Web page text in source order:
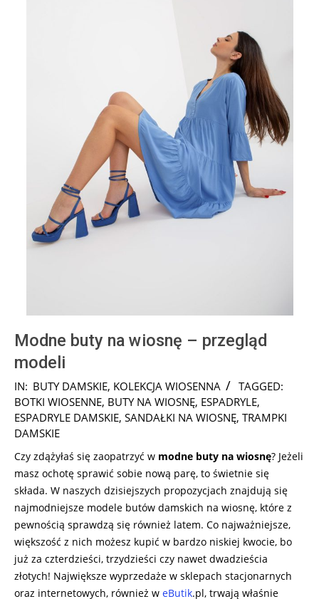
Modne buty na wiosnę – przegląd
modeli
2026-
02-
18
IN: BUTY DAMSKIE, KOLEKCJA WIOSENNA
TAGGED:
BOTKI WIOSENNE, BUTY NA WIOSNĘ, ESPADRYLE,
ESPADRYLE DAMSKIE, SANDAŁKI NA WIOSNĘ, TRAMPKI
DAMSKIE
Czy zdążyłaś się zaopatrzyć w modne buty na wiosnę? Jeżeli
masz ochotę sprawić sobie nową parę, to świetnie się
składa. W naszych dzisiejszych propozycjach znajdują się
najmodniejsze modele butów damskich na wiosnę, które z
pewnością sprawdzą się również latem. Co najważniejsze,
większość z nich możesz kupić w bardzo niskiej kwocie, bo
już za czterdzieści, trzydzieści czy nawet dwadzieścia
złotych! Największe wyprzedaże w sklepach stacjonarnych
oraz internetowych, również w eButik.pl, trwają właśnie